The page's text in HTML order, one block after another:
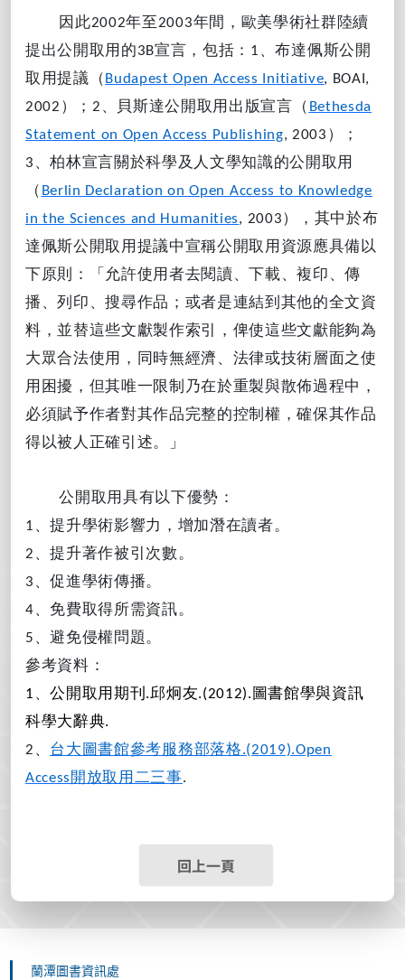
因此2002年至2003年間，歐美學術社群陸續
提出公開取用的3B宣言，包括： 1 、布達佩斯公開
取用提議（ Budapest Open Access Initiative, BOAI,
2002 ）； 2 、貝斯達公開取用出版宣言（ Bethesda
Statement on Open Access Publishing, 2003 ）；
3 、柏林宣言關於科學及人文學知識的公開取用
（ Berlin Declaration on Open Access to Knowledge
in the Sciences and Humanities, 2003），其中於布
達佩斯公開取用提議中宣稱公開取用資源應具備以
下原則：「允許使用者去閱讀、下載、複印、傳
播、列印、搜尋作品；或者是連結到其他的全文資
料，並替這些文獻製作索引，俾使這些文獻能夠為
大眾合法使用，同時無經濟、法律或技術層面之使
用困擾，但其唯一限制乃在於重製與散佈過程中，
必須賦予作者對其作品完整的控制權，確保其作品
得以被人正確引述。」
公開取用具有以下優勢：
1 、提升學術影響力，增加潛在讀者。
2 、提升著作被引次數。
3 、促進學術傳播。
4、免費取得所需資訊。
5 、避免侵權問題。
參考資料：
1 、公 開取 用期刊 .邱炯友.(2012). 圖書館學與資訊
科學大辭典.
2 、 台 大 圖書館參考服務部落格.(2019).Open
Access 開 放取 用 二三事.
回上一頁
蘭潭圖書資訊處